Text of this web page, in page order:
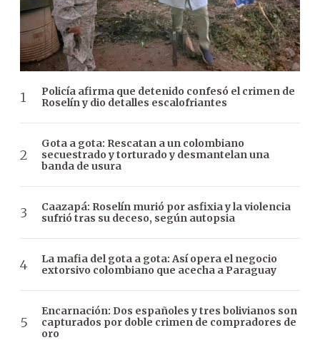
Policía afirma que detenido confesó el crimen de
Roselín y dio detalles escalofriantes
Gota a gota: Rescatan a un colombiano
secuestrado y torturado y desmantelan una
banda de usura
Caazapá: Roselín murió por asfixia y la violencia
sufrió tras su deceso, según autopsia
La mafia del gota a gota: Así opera el negocio
extorsivo colombiano que acecha a Paraguay
Encarnación: Dos españoles y tres bolivianos son
capturados por doble crimen de compradores de
oro